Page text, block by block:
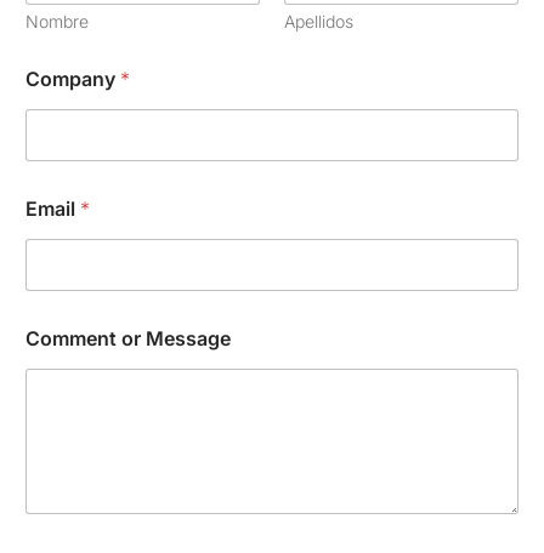
Nombre Apellidos
Company *
Email *
a
m
Comment or Message